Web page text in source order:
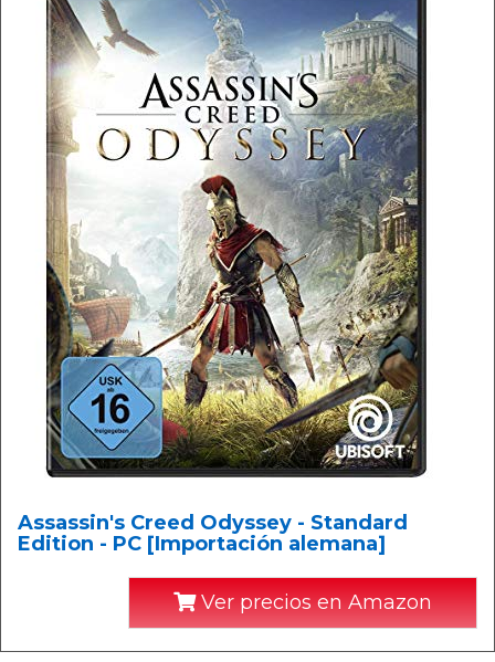
Assassin's Creed Odyssey - Standard
Edition - PC [Importación alemana]
Ver precios en Amazon